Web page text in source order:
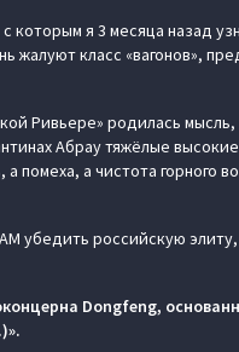
которым я 3 месяца назад
жалуют класс «вагонов»,
Ривьере» родилась
Абрау тяжёлые
помеха, а чистота горного
убедить российскую
Dongfeng,